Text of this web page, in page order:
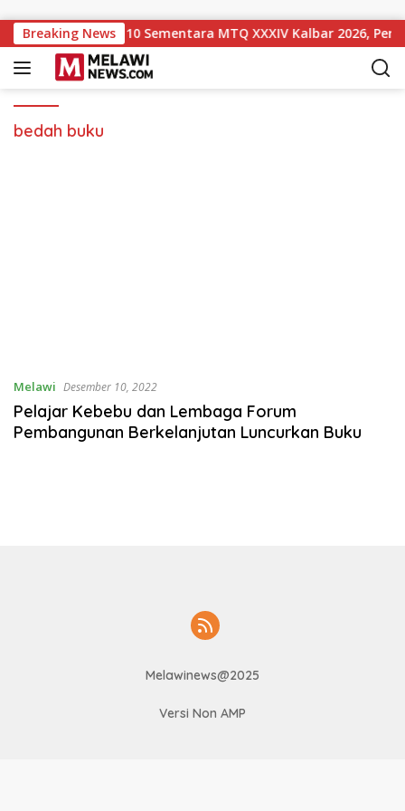
Breaking News
Naik ke Peringkat 10 Sementara MTQ XXXIV Kalbar 2026,
bedah buku
Melawi Desember 10, 2022
Pelajar Kebebu dan Lembaga Forum
Pembangunan Berkelanjutan Luncurkan Buku
Melawinews@2025
Versi Non AMP